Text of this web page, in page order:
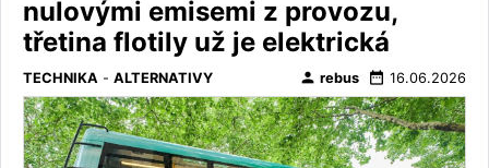
nulovými emisemi z provozu,
třetina flotily už je elektrická
TECHNIKA - ALTERNATIVY person rebus date_range 16.06.2026